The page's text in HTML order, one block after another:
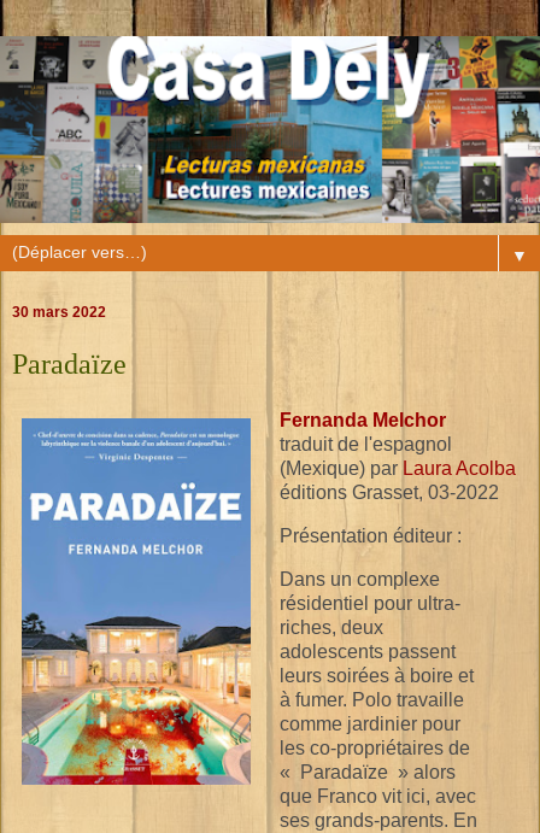
▼
30 mars 2022
Paradaïze
Fernanda Melchor
traduit de l'espagnol
(Mexique) par Laura Acolba
éditions Grasset, 03-2022
Présentation éditeur :
Dans un complexe
résidentiel pour ultra-
riches, deux
adolescents passent
leurs soirées à boire et
à fumer. Polo travaille
comme jardinier pour
les co-propriétaires de
« Paradaïze » alors
que Franco vit ici, avec
ses grands-parents. En